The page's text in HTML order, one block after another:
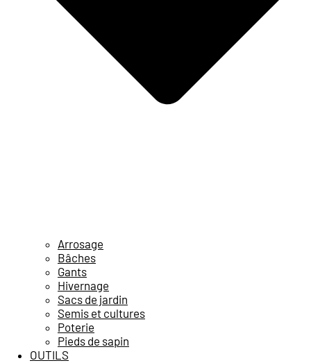
Arrosage
Bâches
Gants
Hivernage
Sacs de jardin
Semis et cultures
Poterie
Pieds de sapin
OUTILS